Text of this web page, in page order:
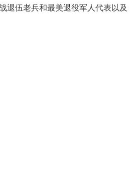
退伍老兵和最美退役军人代表以及